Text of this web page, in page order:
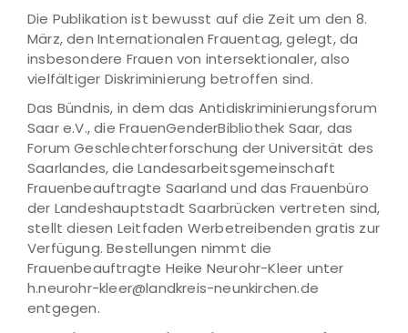
Die Publikation ist bewusst auf die Zeit um den 8.
März, den Internationalen Frauentag, gelegt, da
insbesondere Frauen von intersektionaler, also
vielfältiger Diskriminierung betroffen sind.
Das Bündnis, in dem das Antidiskriminierungsforum
Saar e.V., die FrauenGenderBibliothek Saar, das
Forum Geschlechterforschung der Universität des
Saarlandes, die Landesarbeitsgemeinschaft
Frauenbeauftragte Saarland und das Frauenbüro
der Landeshauptstadt Saarbrücken vertreten sind,
stellt diesen Leitfaden Werbetreibenden gratis zur
Verfügung. Bestellungen nimmt die
Frauenbeauftragte Heike Neurohr-Kleer unter
h.neurohr-kleer@landkreis-neunkirchen.de
entgegen.